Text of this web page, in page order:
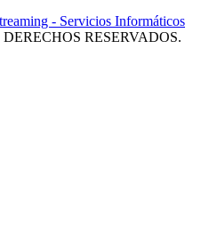
- Servicios Informáticos
RESERVADOS.